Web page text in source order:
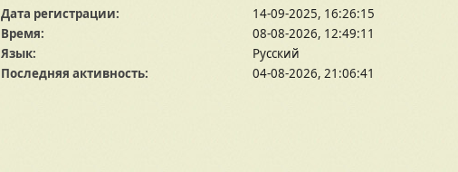
Дата регистрации:
14-09-2025, 16:26:15
Время:
08-08-2026, 12:49:11
Язык:
Русский
Последняя активность:
04-08-2026, 21:06:41